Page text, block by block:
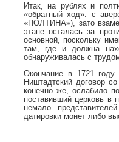
Итак, на рублях и
«обратный ход»: с
«ПОЛТИНА»), зато
этапе осталась за
основной, поскольку
там, где и должна
обнаруживалась с
Окончание в 1721
Ништадтский договор
конечно же, ослабило
поставивший церковь в
немало
датировки монет либо